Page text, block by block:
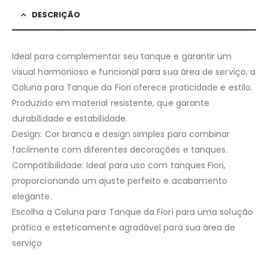
DESCRIÇÃO
Ideal para complementar seu tanque e garantir um
visual harmonioso e funcional para sua área de serviço, a
Coluna para Tanque da Fiori oferece praticidade e estilo.
Produzido em material resistente, que garante
durabilidade e estabilidade.
Design: Cor branca e design simples para combinar
facilmente com diferentes decorações e tanques.
Compatibilidade: Ideal para uso com tanques Fiori,
proporcionando um ajuste perfeito e acabamento
elegante.
Escolha a Coluna para Tanque da Fiori para uma solução
prática e esteticamente agradável para sua área de
serviço